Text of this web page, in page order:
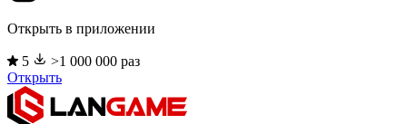
Открыть в приложении
5
>1 000 000 раз
Открыть